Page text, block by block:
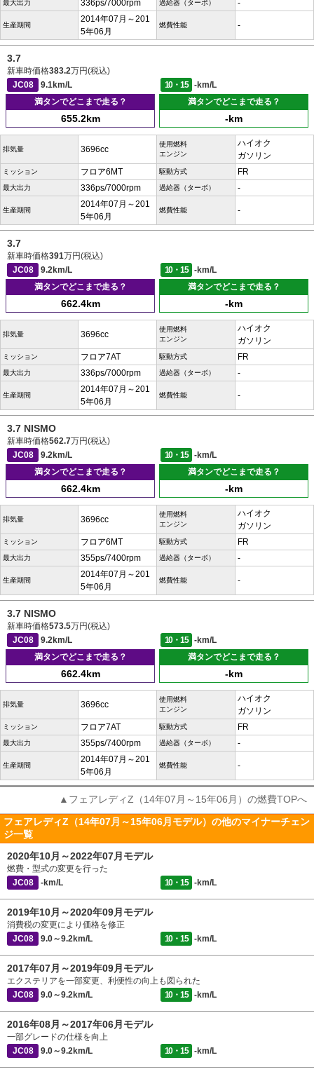
最大出力 336ps/7000rpm 過給器（ターボ） -
生産期間
2014年07月～201
5年06月
燃費性能 -
3.7
新車時価格383.2万円(税込)
JC08
9.1km/L 10・15
-km/L
満タンでどこまで走る？
655.2km
満タンでどこまで走る？
-km
排気量 3696cc
使用燃料
エンジン
ハイオク
ガソリン
ミッション フロア6MT 駆動方式 FR
最大出力 336ps/7000rpm 過給器（ターボ） -
生産期間
2014年07月～201
5年06月
燃費性能 -
3.7
新車時価格391万円(税込)
JC08
9.2km/L 10・15
-km/L
満タンでどこまで走る？
662.4km
満タンでどこまで走る？
-km
排気量 3696cc
使用燃料
エンジン
ハイオク
ガソリン
ミッション フロア7AT 駆動方式 FR
最大出力 336ps/7000rpm 過給器（ターボ） -
生産期間
2014年07月～201
5年06月
燃費性能 -
3.7 NISMO
新車時価格562.7万円(税込)
JC08
9.2km/L 10・15
-km/L
満タンでどこまで走る？
662.4km
満タンでどこまで走る？
-km
排気量 3696cc
使用燃料
エンジン
ハイオク
ガソリン
ミッション フロア6MT 駆動方式 FR
最大出力 355ps/7400rpm 過給器（ターボ） -
生産期間
2014年07月～201
5年06月
燃費性能 -
3.7 NISMO
新車時価格573.5万円(税込)
JC08
9.2km/L 10・15
-km/L
満タンでどこまで走る？
662.4km
満タンでどこまで走る？
-km
排気量 3696cc
使用燃料
エンジン
ハイオク
ガソリン
ミッション フロア7AT 駆動方式 FR
最大出力 355ps/7400rpm 過給器（ターボ） -
生産期間
2014年07月～201
5年06月
燃費性能 -
▲フェアレディZ（14年07月～15年06月）の燃費TOPへ
フェアレディZ（14年07月～15年06月モデル）の他のマイナーチェン
ジ一覧
2020年10月～2022年07月モデル
燃費・型式の変更を行った
JC08
-km/L 10・15 -km/L
2019年10月～2020年09月モデル
消費税の変更により価格を修正
JC08
9.0～9.2km/L 10・15 -km/L
2017年07月～2019年09月モデル
エクステリアを一部変更、利便性の向上も図られた
JC08
9.0～9.2km/L 10・15 -km/L
2016年08月～2017年06月モデル
一部グレードの仕様を向上
JC08
9.0～9.2km/L 10・15 -km/L